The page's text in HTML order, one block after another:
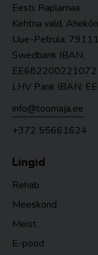
Eesti, Raplamaa
Kehtna vald,
Uue-Petrula, 79111
Swedbank IBAN:
LHV Pank IBAN:
info@toomaja.ee
+372 55661624
Lingid
Rehab
Meeskond
Meist
E-pood